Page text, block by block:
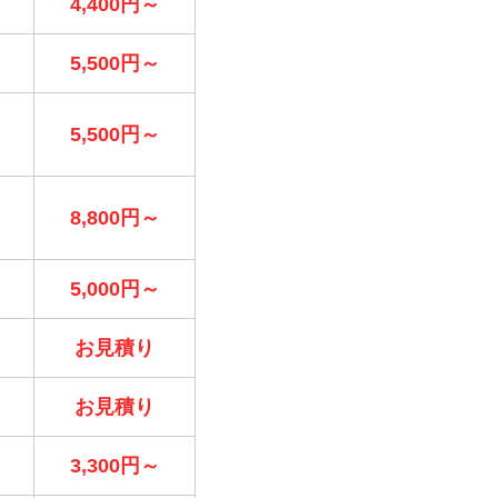
5,500円～
5,500円～
8,800円～
5,000円～
お見積り
お見積り
3,300円～